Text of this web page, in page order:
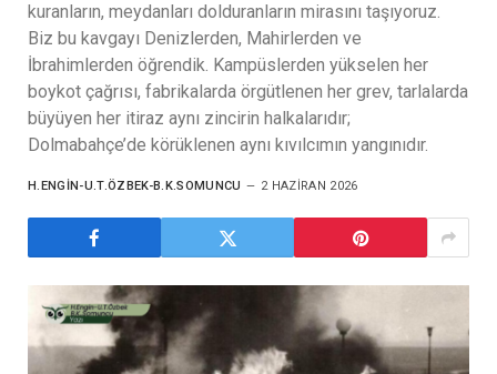
kuranların, meydanları dolduranların mirasını taşıyoruz.
Biz bu kavgayı Denizlerden, Mahirlerden ve
İbrahimlerden öğrendik. Kampüslerden yükselen her
boykot çağrısı, fabrikalarda örgütlenen her grev, tarlalarda
büyüyen her itiraz aynı zincirin halkalarıdır;
Dolmabahçe’de körüklenen aynı kıvılcımın yangınıdır.
H.ENGIN-U.T.ÖZBEK-B.K.SOMUNCU 2 HAZIRAN 2026